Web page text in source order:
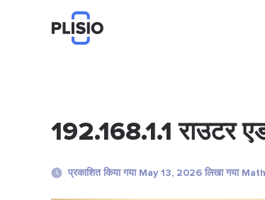
192.168.1.1 राउटर
प्रकाशित किया गया May 13, 2026 लिखा गया